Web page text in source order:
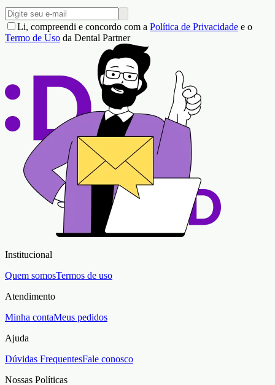
Li, compreendi e concordo com a Política de Privacidade e o
Termo de Uso da Dental Partner
Institucional
Quem somosTermos de uso
Atendimento
Minha contaMeus pedidos
Ajuda
Dúvidas FrequentesFale conosco
Nossas Políticas